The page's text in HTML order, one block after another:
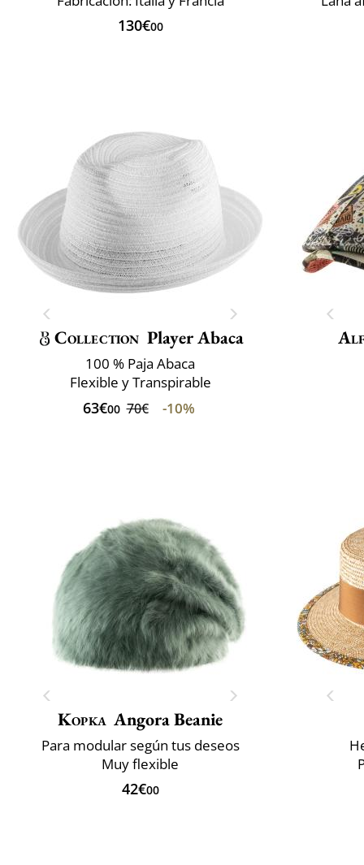
130€00
Collection Player Abaca
100 % Paja Abaca
Flexible y Transpirable
63€00 70€ -10%
Kopka Angora Beanie
Para modular según tus deseos
Muy flexible
42€00